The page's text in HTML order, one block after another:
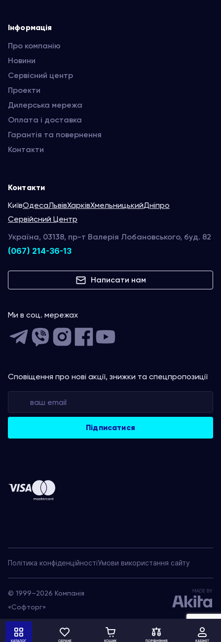
Інформація
Про компанію
Новини
Сервісний центр
Проекти
Дилерська мережа
Оплата і доставка
Гарантія та повернення
Контакти
Контакти
КиївОдесаЛьвівХарківХмельницькийДніпро
Сервійсний Центр
Україна, 03138, пр-т Валерія Лобановського, буд. 82
(067) 214-36-13
Написати нам
Ми в соц. мережах
Сповіщення про нові акції, знижки та спецпропозиції
© 1999–2026 Компанія
«Софторг»
Політика конфіденційностіУмови використання сайту